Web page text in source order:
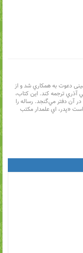
امام خمینی دعوت به همكاري شد و از
آذري ترجمه كند. اين كتاب،
آن دفتر مي‌گنجد. رساله را
«پدر، اي علمدار مكتب